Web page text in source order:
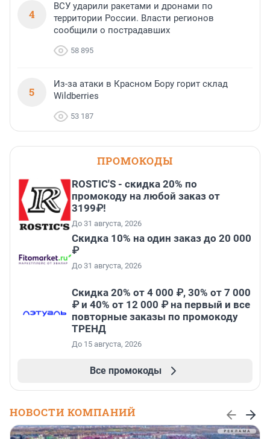
4
ВСУ ударили ракетами и дронами по
территории России. Власти регионов
сообщили о пострадавших
58 895
5
Из-за атаки в Красном Бору горит склад
Wildberries
53 187
ПРОМОКОДЫ
ROSTIC'S - скидка 20% по
промокоду на любой заказ от
3199₽!
До 31 августа, 2026
Скидка 10% на один заказ до 20 000
₽
До 31 августа, 2026
Скидка 20% от 4 000 ₽, 30% от 7 000
₽ и 40% от 12 000 ₽ на первый и все
повторные заказы по промокоду
ТРЕНД
До 15 августа, 2026
Все промокоды
НОВОСТИ КОМПАНИЙ